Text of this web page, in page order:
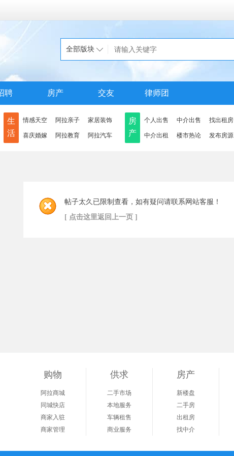
全部版块
聘 房产 交友 律师团
生
活
情感天空 阿拉亲子 家居装饰
喜庆婚嫁 阿拉教育 阿拉汽车
房
产
个人出售 中介出售 找出租房
中介出租 楼市热论 发布房源
帖子太久已限制查看，如有疑问请联系网站客服！
[ 点击这里返回上一页 ]
购物
阿拉商城
同城快店
商家入驻
商家管理
供求
二手市场
本地服务
车辆租售
商业服务
房产
新楼盘
二手房
出租房
找中介